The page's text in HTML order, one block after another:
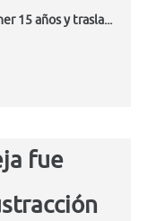
15 años y trasla...
fue